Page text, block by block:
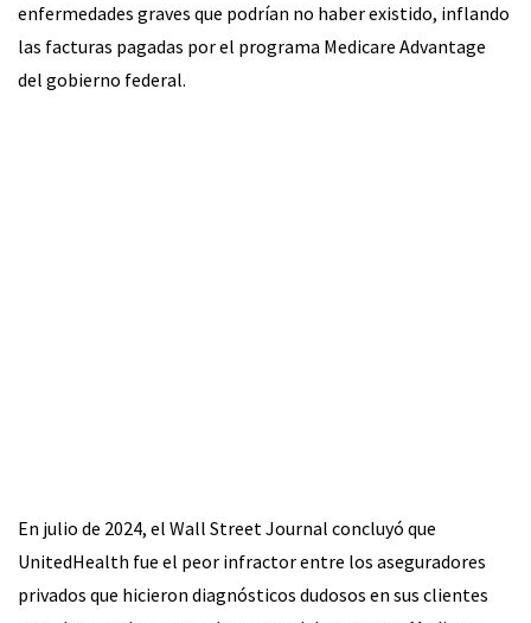
enfermedades graves que podrían no haber existido, inflando
las facturas pagadas por el programa Medicare Advantage
del gobierno federal.
En julio de 2024, el Wall Street Journal concluyó que
UnitedHealth fue el peor infractor entre los aseguradores
privados que hicieron diagnósticos dudosos en sus clientes